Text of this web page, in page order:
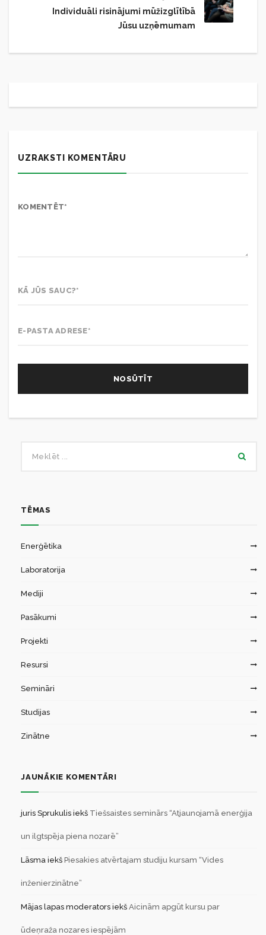
Individuāli risinājumi mūžizglītībā
Jūsu uzņēmumam
UZRAKSTI KOMENTĀRU
TĒMAS
Enerģētika
Laboratorija
Mediji
Pasākumi
Projekti
Resursi
Semināri
Studijas
Zinātne
JAUNĀKIE KOMENTĀRI
juris Sprukulis iekš Tiešsaistes seminārs “Atjaunojamā enerģija
un ilgtspēja piena nozarē”
Lāsma iekš Piesakies atvērtajam studiju kursam “Vides
inženierzinātne”
Mājas lapas moderators iekš Aicinām apgūt kursu par
ūdeņraža nozares iespējām